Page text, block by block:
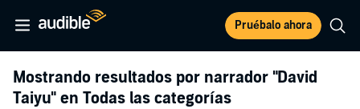
Pruébalo ahora
Mostrando resultados por narrador "David
Taiyu" en Todas las categorías